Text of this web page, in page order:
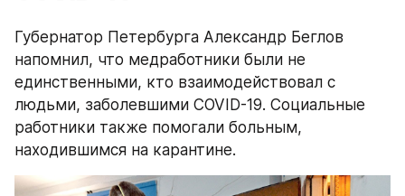
Губернатор Петербурга Александр Беглов
напомнил, что медработники были не
единственными, кто взаимодействовал с
людьми, заболевшими COVID-19. Социальные
работники также помогали больным,
находившимся на карантине.